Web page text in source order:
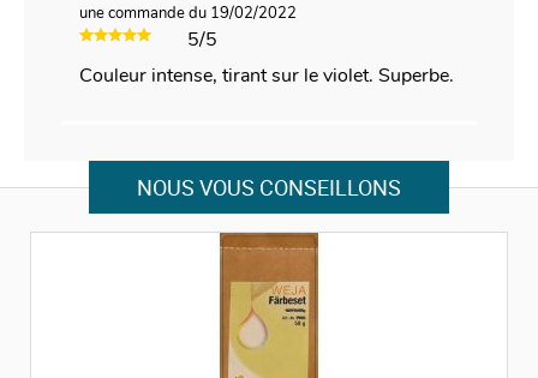
une commande du 19/02/2022
5/5
Couleur intense, tirant sur le violet. Superbe.
NOUS VOUS CONSEILLONS